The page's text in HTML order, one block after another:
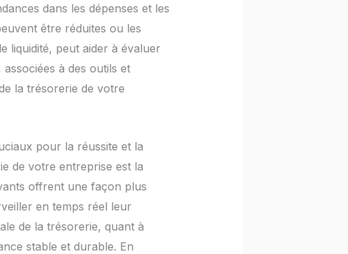
dans les dépenses et les
être réduites ou les
liquidité, peut aider à évaluer
à des outils et
la trésorerie de votre
pour la réussite et la
de votre entreprise est la
offrent une façon plus
en temps réel leur
de la trésorerie, quant à
stable et durable. En